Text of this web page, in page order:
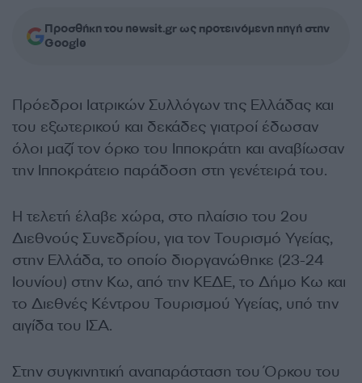
Προσθήκη του newsit.gr ως προτεινόμενη πηγή στην
Google
Πρόεδροι Ιατρικών Συλλόγων της Ελλάδας και
του εξωτερικού και δεκάδες γιατροί έδωσαν
όλοι μαζί τον όρκο του Ιπποκράτη και αναβίωσαν
την Ιπποκράτειο παράδοση στη γενέτειρά του.
Η τελετή έλαβε χώρα, στο πλαίσιο του 2ου
Διεθνούς Συνεδρίου, για τον Τουρισμό Υγείας,
στην Ελλάδα, το οποίο διοργανώθηκε (23-24
Ιουνίου) στην Κω, από την ΚΕΔΕ, το Δήμο Κω και
το Διεθνές Κέντρου Τουρισμού Υγείας, υπό την
αιγίδα του ΙΣΑ.
Στην συγκινητική αναπαράσταση του Όρκου του